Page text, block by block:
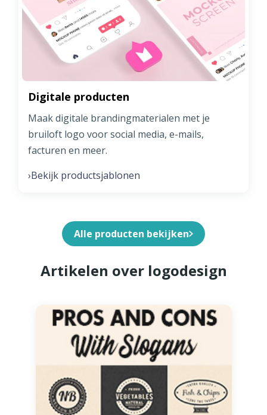
Digitale producten
Maak digitale brandingmaterialen met je
bruiloft logo voor social media, e-mails,
facturen en meer.
›Bekijk productsjablonen
Alle producten bekijken
Artikelen over logodesign